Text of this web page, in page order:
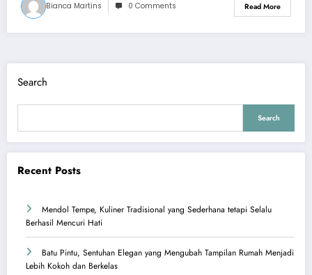
Bianca Martins 0 Comments Read More
Search
Search
Recent Posts
Mendol Tempe, Kuliner Tradisional yang Sederhana tetapi Selalu
Berhasil Mencuri Hati
Batu Pintu, Sentuhan Elegan yang Mengubah Tampilan Rumah Menjadi
Lebih Kokoh dan Berkelas